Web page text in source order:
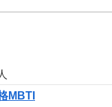
MBTI